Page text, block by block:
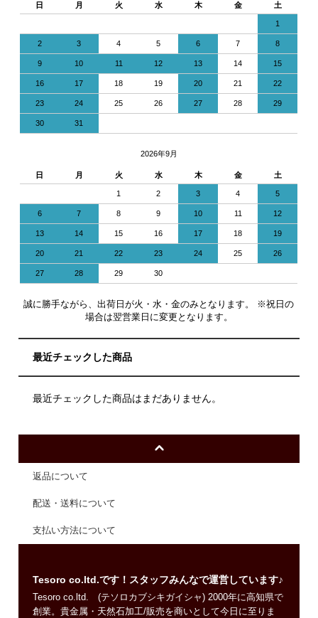
日 月 火 水 木 金 土
1
2 3 4 5 6 7 8
9 10 11 12 13 14 15
16 17 18 19 20 21 22
23 24 25 26 27 28 29
30 31
2026年9月
日 月 火 水 木 金 土
1 2 3 4 5
6 7 8 9 10 11 12
13 14 15 16 17 18 19
20 21 22 23 24 25 26
27 28 29 30
誠に勝手ながら、出荷日が火・水・金のみとなります。 ※祝日の
場合は翌営業日に変更となります。
最近チェックした商品
最近チェックした商品はまだありません。
返品について
配送・送料について
支払い方法について
Tesoro co.ltd.です！スタッフみんなで運営しています♪
Tesoro co.ltd. (テソロカブシキガイシャ) 2000年に高知県で
創業。貴金属・天然石加工/販売を商いとして今日に至りま